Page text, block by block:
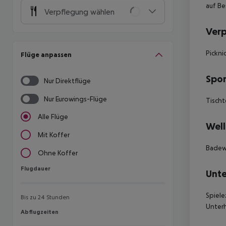
Verpflegung wählen
Flüge anpassen
Nur Direktflüge
Nur Eurowings-Flüge
Alle Flüge
Mit Koffer
Ohne Koffer
Flugdauer
Flugdauer
Bis zu 24 Stunden
Abflugzeiten
Abflugzeiten
auf